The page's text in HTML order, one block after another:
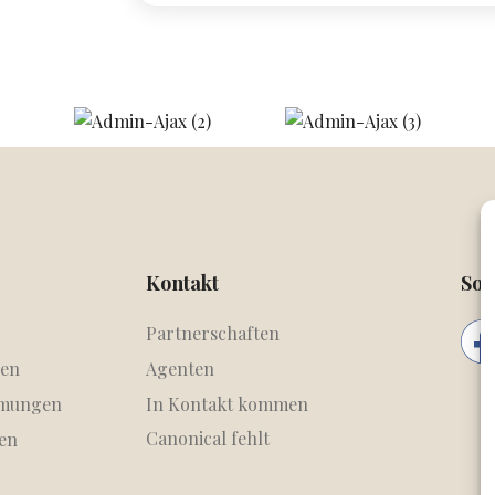
Kontakt
Partnerschaften
Agenten
In Kontakt kommen
Canonical fehlt